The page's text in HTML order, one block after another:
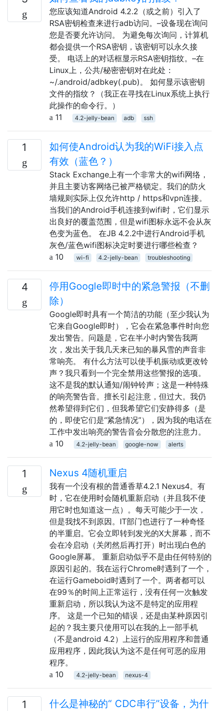
您应该知道Android 4.2.2（或之前）引入了
RSA密钥检查来进行adb访问。–设备现在询问
您是否要允许访问。 为避免每次询问，计算机
都会提供一个RSA密钥，该密钥可以永久接
受。 电话上的对话框显示RSA密钥指纹。–在
Linux上，公共/秘密密钥对在此处：
~/.android/adbkey(.pub)。 如何显示该密钥
文件的指纹？（我正在寻找在Linux系统上执行
此操作的命令行。）
11
4.2-jelly-bean adb ssh
1
如何使Android认为我的WiFi接入点
有效（蓝色？）
Stack Exchange上有一个非常大的wifi网络，
并且主要访客网络已被严格锁定。我们的防火
墙规则实际上仅允许http / https和vpn连接。
当我们的Android手机连接到wifi时，它们显示
出良好的覆盖范围，但是wifi图标永远不会从灰
色变为蓝色。 在JB 4.2.2中进行Android手机
灰色/蓝色wifi图标决定时要进行哪些检查？
10
wi-fi 4.2-jelly-bean troubleshooting
4
停用Google即时中的紧急警报（不删
除）
Google即时具有一个简洁的功能（至少我认为
它来自Google即时），它会在紧急事件时向您
发出警告。问题是，它在半小时内警告我两
次，发出关于我几天来已知的暴风雪的声音非
常响亮。 有什么方法可以使手机振动或更改铃
声？我只看到一个完全禁用这些警报的选项。
这不是我的默认通知/闹钟铃声；这是一种特殊
的响亮警告音。擅长引起注意，但过大。我仍
然希望得到它们，但我希望它们安静得多（是
的，即使它们是“紧急情况”），因为我的电话在
工作中发出响亮的警告音会分散您的注意力。
10
4.2-jelly-bean google-now alerts
1 Nexus 4随机重启
我有一个没有根的普通香草4.2.1 Nexus4。有
时，它在使用时会随机重新启动（并且我不使
用它时也知道这一点）。每天可能少于一次，
但是我找不到原因。IT部门也进行了一种奇怪
的半重启。它会立即转到发光的X大屏幕，而不
会在冷启动（关闭然后再打开）时出现白色的
Google屏幕。 重新启动似乎不是由任何特别的
原因引起的。我在运行Chrome时遇到了一个，
在运行Gameboid时遇到了一个。两者都可以
在99％的时间上正常运行，没有任何一次触发
重新启动，所以我认为这不是特定的应用程
序。 这是一个已知的错误，还是由某种原因引
起的？我主要只使用可以在我的上一部手机
（不是android 4.2）上运行的应用程序和普通
应用程序，因此我认为这不是任何可恶的应用
程序。
10
4.2-jelly-bean nexus-4
1
什么是神秘的“ CDC串行”设备，为什